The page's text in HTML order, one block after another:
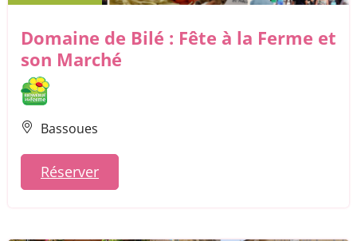
Domaine de Bilé : Fête à la Ferme et
son Marché
Bassoues
Réserver